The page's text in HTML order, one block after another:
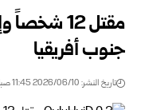
جنوب أفريقيا
تاريخ النشر: 2026/06/10 11:45 صباحًا